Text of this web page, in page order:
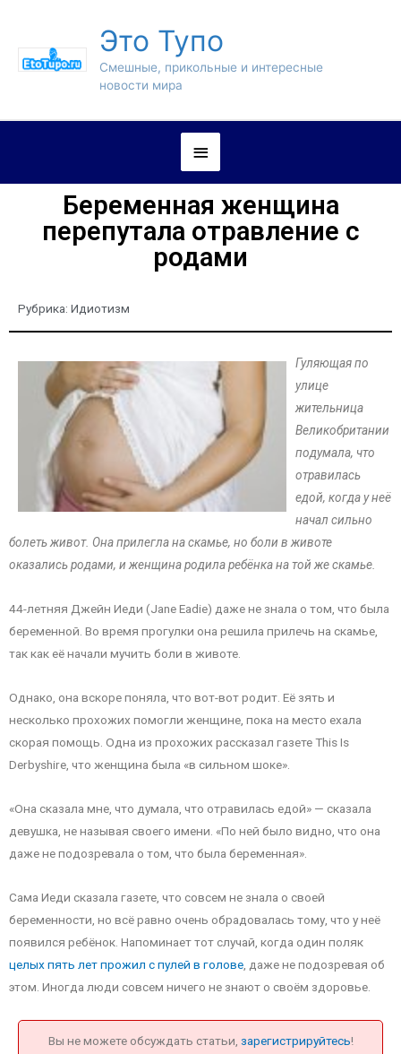
Это Тупо
Смешные, прикольные и интересные
новости мира
Беременная женщина
перепутала отравление с
родами
Рубрика: Идиотизм
Гуляющая по
улице
жительница
Великобритании
подумала, что
отравилась
едой, когда у неё
начал сильно
болеть живот. Она прилегла на скамье, но боли в животе
оказались родами, и женщина родила ребёнка на той же скамье.
44-летняя Джейн Иеди (Jane Eadie) даже не знала о том, что была
беременной. Во время прогулки она решила прилечь на скамье,
так как её начали мучить боли в животе.
Однако, она вскоре поняла, что вот-вот родит. Её зять и
несколько прохожих помогли женщине, пока на место ехала
скорая помощь. Одна из прохожих рассказал газете This Is
Derbyshire, что женщина была «в сильном шоке».
«Она сказала мне, что думала, что отравилась едой» — сказала
девушка, не называя своего имени. «По ней было видно, что она
даже не подозревала о том, что была беременная».
Сама Иеди сказала газете, что совсем не знала о своей
беременности, но всё равно очень обрадовалась тому, что у неё
появился ребёнок. Напоминает тот случай, когда один поляк
целых пять лет прожил с пулей в голове , даже не подозревая об
этом. Иногда люди совсем ничего не знают о своём здоровье.
Вы не можете обсуждать статьи, зарегистрируйтесь!